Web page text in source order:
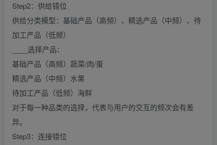
Step2：供给错位
供给分类模型：基础产品（高频）、精选产品（中频）、待
加工产品（低频）
____选择产品：
基础产品（高频）蔬菜/肉/蛋
精选产品（中频）水果
待加工产品（低频）海鲜
对于每一种品类的选择，代表与用户的交互的频次会有差
异。
Step3：连接错位